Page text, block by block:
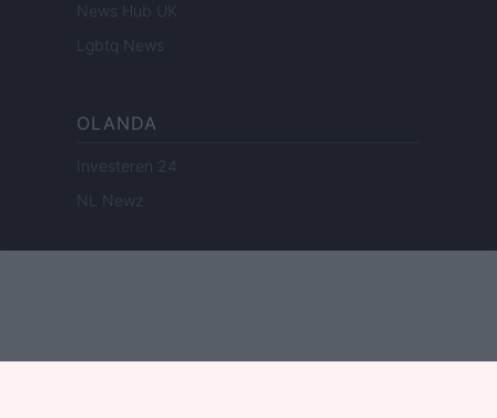
News Hub UK
Lgbtq News
OLANDA
Investeren 24
NL Newz